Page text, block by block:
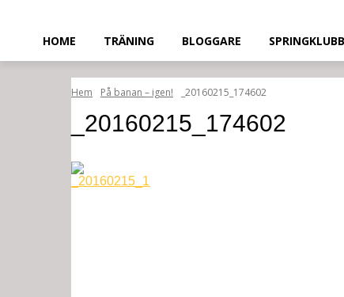
HOME TRÄNING BLOGGARE
Hem På banan – igen! _20160215_174602
_20160215_174602